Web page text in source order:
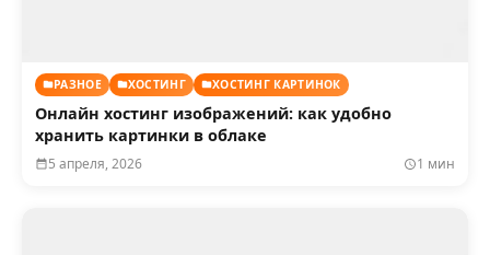
РАЗНОЕ ХОСТИНГ ХОСТИНГ КАРТИНОК
Онлайн хостинг изображений: как удобно
хранить картинки в облаке
5 апреля, 2026 1 мин